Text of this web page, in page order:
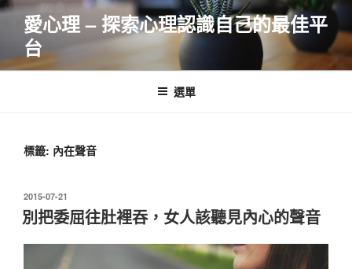
跳
要
愛心理 – 探索心理認識自己的最佳平
台
選單
標籤: 內在聲音
發
佈
於
2015-07-21
別把委屈往肚裡吞，女人該聽見內心的聲音